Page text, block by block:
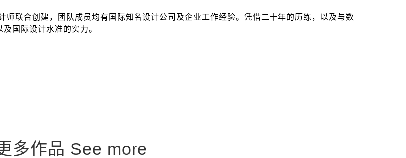
师联合创建，团队成员均有国际知名设计公司及企业工作经验。凭借二十年的历练，以及与数
国际设计水准的实力。
多作品 See more